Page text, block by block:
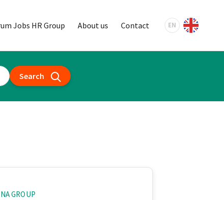
Jobs HR Group About us Contact EN
Search
GROUP